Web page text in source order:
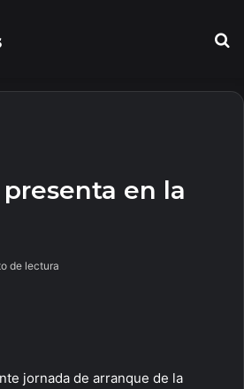
en la
de lectura
jornada de arranque de la